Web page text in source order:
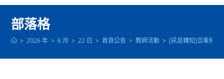
部落格
> 2026 年 > 6 月 > 22 日 > 首頁公告 > 教師活動 > [訊息轉知]亞東科技